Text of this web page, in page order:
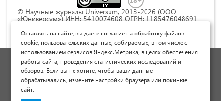
© Научные журналы Universum, 2013-2026 (ООО
«Юниверсум») ИНН: 5410074608 ОГРН: 1185476048691
Commons « Attribution» («Атрибуция») 4.0
Непортированная
Политика обработки персональных данных
Договор оферты
Опубликовать научную статью
Оставаясь на сайте, вы даете согласие на обработку файлов
cookie, пользовательских данных, собираемых, в том числе с
использованием сервисов Яндекс.Метрика, в целях обеспечения
работы сайта, проведения статистических исследований и
обзоров. Если вы не хотите, чтобы ваши данные
обрабатывались, измените настройки браузера или покиньте
сайт.